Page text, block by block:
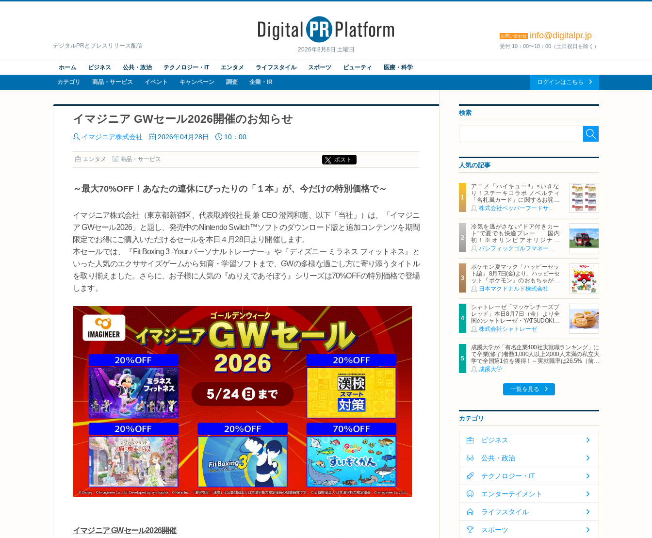
2026年8月8日 土曜日
デジタルPRとプレスリリース配信
お問い合わせ info@digitalpr.jp
受付 10：00〜18：00（土日祝日を除く）
ホーム ビジネス 公共・政治 テクノロジー・IT エンタメ ライフスタイル スポーツ ビューティ 医療・科学
カテゴリ 商品・サービス イベント キャンペーン 調査 企業・IR ログインはこちら
イマジニア GWセール2026開催のお知らせ
イマジニア株式会社 2026年04月28日 10：00
エンタメ 商品・サービス ポスト
～最大70%OFF！あなたの連休にぴったりの「１本」が、今だけの特別価格で～
イマジニア株式会社（東京都新宿区、代表取締役社長 兼 CEO 澄岡和憲、以下「当社」）は、「イマジニ
ア GWセール2026」と題し、発売中のNintendo Switch™ソフトのダウンロード版と追加コンテンツを期間
限定でお得にご購入いただけるセールを本日４月28日より開催します。
本セールでは、『Fit Boxing 3 -Your パーソナルトレーナー-』や『ディズニー ミラネス フィットネス』と
いった人気のエクササイズゲームから知育・学習ソフトまで、GWの多様な過ごし方に寄り添うタイトル
を取り揃えました。さらに、お子様に人気の『ぬりえであそぼう』シリーズは70%OFFの特別価格で登場
します。
イマジニア GWセール2026開催
検索
人気の記事
アニメ「ハイキュー!!」×いきな
り！ステーキコラボ ノベルティ
「名札風カード」に関するお詫び
および交換対応についてのご案内
冷気を逃がさない“ドア付きカー
ト”で夏でも快適プレー 国内
初！※オリンピアオリジナル
「AirCon Cart（エアコンカー
ト）」導入 | ＰＧＭ
ポケモン夏マック「ハッピーセッ
ト編」 8月7日(金)より、ハッピーセ
ット『ポケモン』のおもちゃが期
間限定登場
日本マクドナルド株式会社
シャトレーゼ「マッケンチーズブ
レッド」本日8月7日（金）より全
国のシャトレーゼ・YATSUDOKIで
発売株式会社シャトレーゼ
成蹊大学が「有名企業400社実就職ランキング」に
て卒業(修了)者数1,000人以上2,000人未満の私立大
学で全国第1位を獲得！～実就職率は26.5%（前年
比＋4.3pt）に伸長、東京の私立大学でも10位にラ
ンクイン～
成蹊大学
一覧を見る
カテゴリ
ビジネス
公共・政治
テクノロジー・IT
エンターテイメント
ライフスタイル
スポーツ